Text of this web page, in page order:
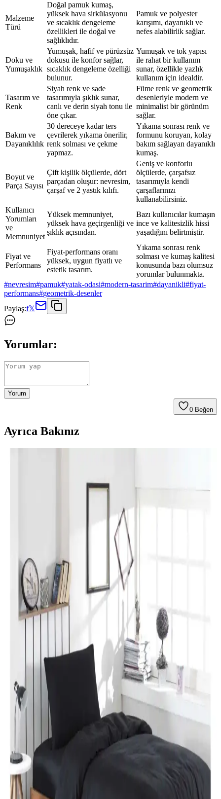
Malzeme
Türü
Doğal pamuk kumaş,
yüksek hava sirkülasyonu
ve sıcaklık dengeleme
özellikleri ile doğal ve
sağlıklıdır.
Pamuk ve polyester
karışımı, dayanıklı ve
nefes alabilirlik sağlar.
Doku ve
Yumuşaklık
Yumuşak, hafif ve pürüzsüz
dokusu ile konfor sağlar,
sıcaklık dengeleme özelliği
bulunur.
Yumuşak ve tok yapısı
ile rahat bir kullanım
sunar, özellikle yazlık
kullanım için idealdir.
Tasarım ve
Renk
Siyah renk ve sade
tasarımıyla şıklık sunar,
canlı ve derin siyah tonu ile
öne çıkar.
Füme renk ve geometrik
desenleriyle modern ve
minimalist bir görünüm
sağlar.
Bakım ve
Dayanıklılık
30 dereceye kadar ters
çevrilerek yıkama önerilir,
renk solması ve çekme
yapmaz.
Yıkama sonrası renk ve
formunu koruyan, kolay
bakım sağlayan dayanıklı
kumaş.
Boyut ve
Parça Sayısı
Çift kişilik ölçülerde, dört
parçadan oluşur: nevresim,
çarşaf ve 2 yastık kılıfı.
Geniş ve konforlu
ölçülerde, çarşafsız
tasarımıyla kendi
çarşaflarınızı
kullanabilirsiniz.
Kullanıcı
Yorumları
ve
Memnuniyet
Yüksek memnuniyet,
yüksek hava geçirgenliği ve
şıklık açısından.
Bazı kullanıcılar kumaşın
ince ve kalitesizlik hissi
yaşadığını belirtmiştir.
Fiyat ve
Performans
Fiyat-performans oranı
yüksek, uygun fiyatlı ve
estetik tasarım.
Yıkama sonrası renk
solması ve kumaş kalitesi
konusunda bazı olumsuz
yorumlar bulunmakta.
#nevresim#pamuk#yatak-odasi#modern-tasarim#dayanikli#fiyat-
performans#geometrik-desenler
Paylaş:f𝕏
Yorumlar:
Yorum
0 Beğen
Ayrıca Bakınız
Perde ve nevresim uyumu, krem ve magnolia tonlarındaki odalarda
uyumlu renk ve desen önerileri sunulmaktadır.
Yılbaşı Nevresimleri ile Ev Dekorasyonunuzu
Geliştirin ve Atmosferinizi Zenginleştirin
Yılbaşı nevresimleri, renk, motif ve malzeme seçimleriyle evinizde
özel bir atmosfer yaratır. Dekorasyon detaylarıyla yılbaşı ruhunu
yansıtın ve yeni yılı sevdiklerinizle kutlayın.
Karaca Home Lavin %100 Pamuk Çift Kişilik
Nevresim Takımı Modern ve Şık Tasarım
Karaca Home’un Lavin nevresim takımı, %100 pamuklu kumaşı,
Adaçayı rengi ve modern tasarımıyla yatak odalarına şıklık ve
rahatlık katıyor. Uzun ömürlü ve kolay bakım özellikleriyle ideal bir
Özdilek Colormix ve Valoroso Çift Kişilik Nevresim
Takımları Karşılaştırması
Bu karşılaştırmada Özdilek Colormix ve Valoroso nevresim
takımlarının kumaş özellikleri, tasarım ve kullanıcı yorumları detaylı
inceleniyor.
Taç Lisanslı Kuromi Temalı Tek Kişilik Pamuklu
Nevresim Takımı Detayları
%100 pamuklu Kuromi nevresim takımı, genç ve dinamik
tasarımıyla rahatlık ve şıklığı bir arada sunar. Yüksek kalite malzeme
ve pratik kullanım özellikleriyle ideal yatak odası seçeneği.